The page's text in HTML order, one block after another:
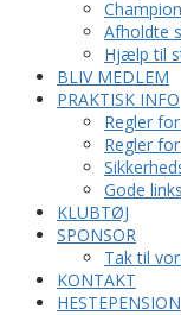
Afholdte
Hjælp til
BLIV MEDLEM
PRAKTISK INFO
Regler
Regler
Gode links
KLUBTØJ
SPONSOR
Tak til
KONTAKT
HESTEPENSION